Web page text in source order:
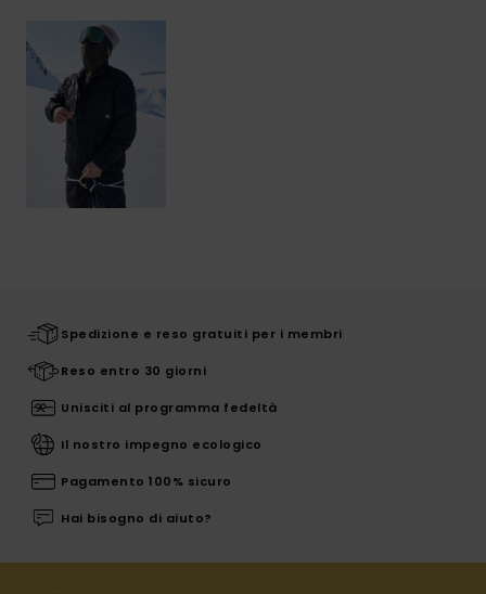
Spedizione e reso gratuiti per i membri
Reso entro 30 giorni
Unisciti al programma fedeltà
Il nostro impegno ecologico
Pagamento 100% sicuro
Hai bisogno di aiuto?